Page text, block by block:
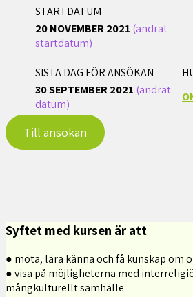
STARTDATUM
20 NOVEMBER 2021 (ändrat
startdatum)
SISTA DAG FÖR ANSÖKAN
30 SEPTEMBER 2021 (ändrat
datum)
Till ansökan
Syftet med kursen är att
● möta, lära känna och få kunskap om
● visa på möjligheterna med
mångkulturellt samhälle